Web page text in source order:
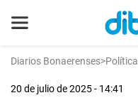
Diarios Bonaerenses>Política
20 de julio de 2025 - 14:41